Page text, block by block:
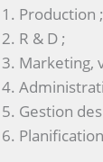
Production ;
R & D ;
Marketing,
Gestion